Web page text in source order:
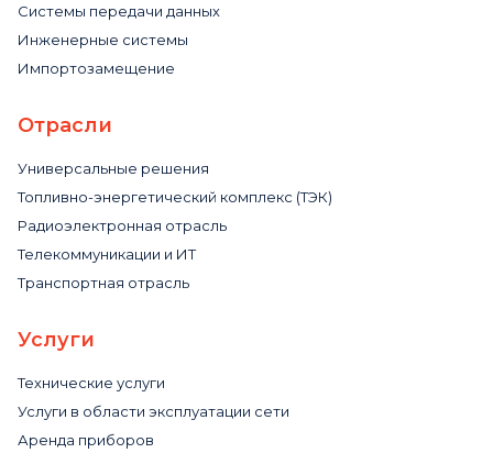
Системы передачи данных
Инженерные системы
Импортозамещение
Отрасли
Универсальные решения
Топливно-энергетический комплекс (ТЭК)
Радиоэлектронная отрасль
Телекоммуникации и ИТ
Транспортная отрасль
Услуги
Технические услуги
Услуги в области эксплуатации сети
Аренда приборов